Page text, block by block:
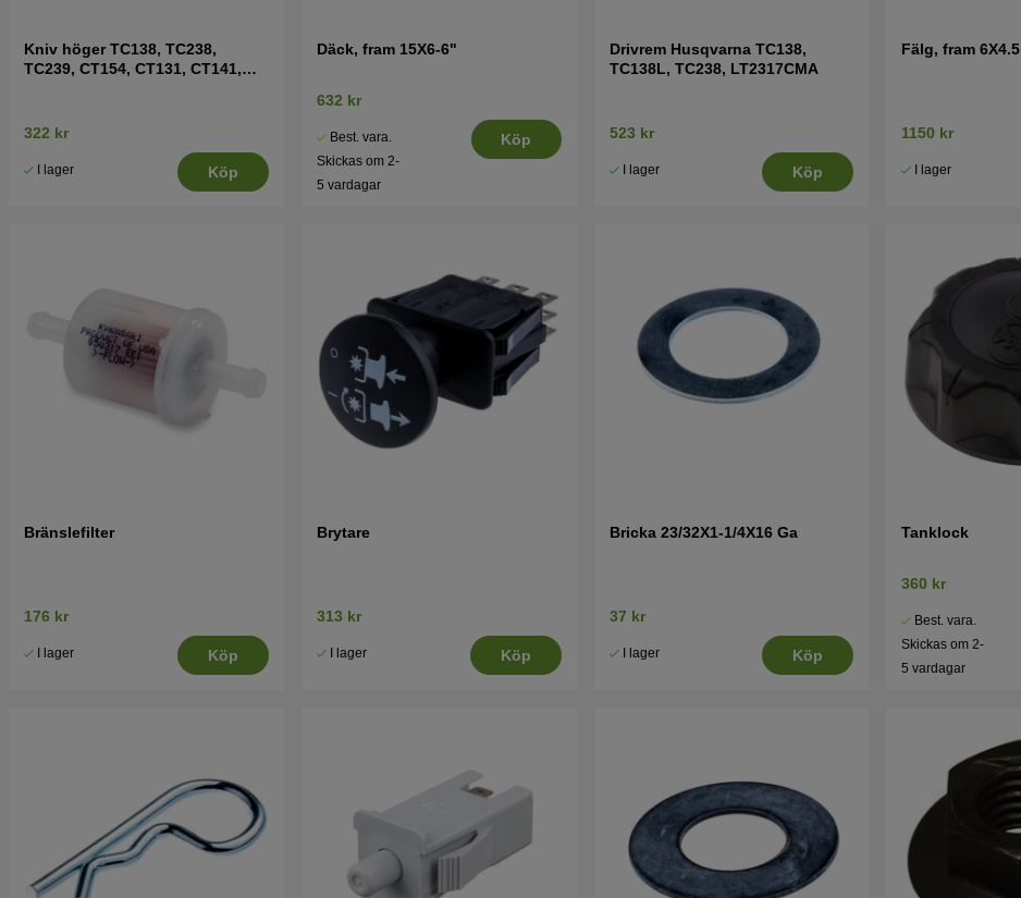
Kniv höger TC138, TC238,
TC239, CT154, CT131, CT141,
322 kr
I lager Köp
Däck, fram 15X6-6"
632 kr
Best. vara.
Skickas om 2-
5 vardagar
Köp
Drivrem Husqvarna TC138,
TC138L, TC238, LT2317CMA
523 kr
I lager Köp
Fälg, fram 6X4.5
1150 kr
I lager
Bränslefilter
176 kr
I lager Köp
Brytare
313 kr
I lager Köp
Bricka 23/32X1-1/4X16 Ga
37 kr
I lager Köp
Tanklock
360 kr
Best. vara.
Skickas om 2-
5 vardagar